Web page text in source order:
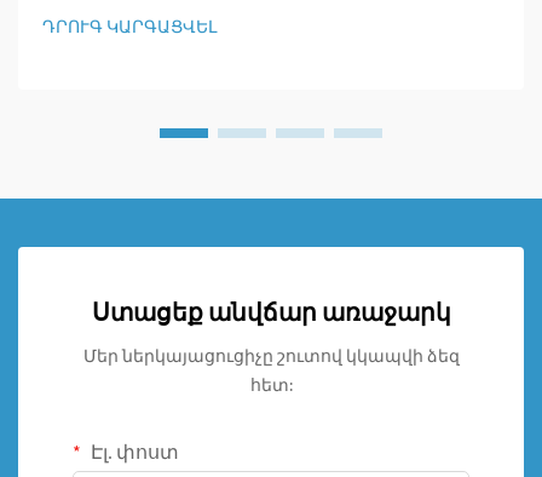
բժշկությունը մեծ ճյուղավորում է կրել այն օրերից,
երբ վիրաբուժությունը նշանակում էր խոշոր
ու արդյունքների վերահսկում չունենալը, այն հիմա
ԴՐՈՒԳ ԿԱՐԳԱՑՎԵԼ
Ստացեք անվճար առաջարկ
Մեր ներկայացուցիչը շուտով կկապվի ձեզ
հետ:
Էլ. փոստ